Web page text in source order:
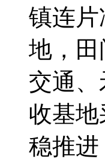
镇连
地，
交通
收基
稳推进